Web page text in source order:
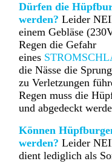
Dürfen die
werden? Leider
einem Gebläse
Regen die Gefahr
eines
die Nässe die
zu Verletzungen
Regen muss die
und abgedeckt
Können
werden? Leider
dient lediglich als